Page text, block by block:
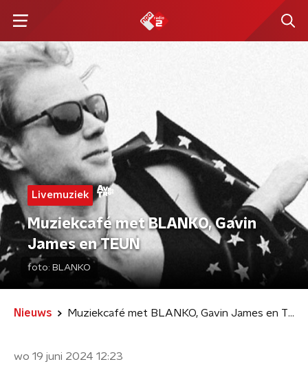
Livemuziek
Muziekcafé met BLANKO, Gavin
James en TEUN
foto: BLANKO
Nieuws Muziekcafé met BLANKO, Gavin James en TEUN
wo 19 juni 2024 12:23